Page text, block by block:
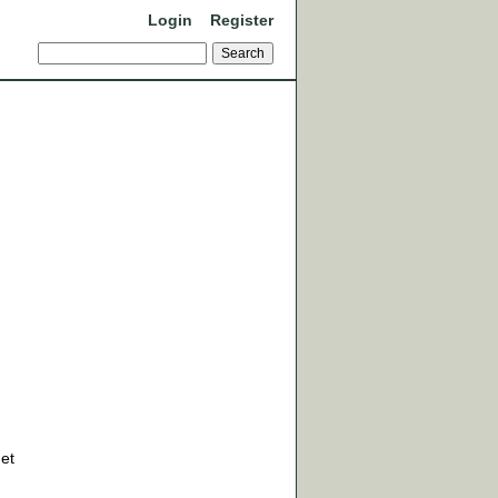
Login Register